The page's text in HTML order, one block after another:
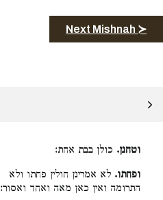
Next Mishnah ≻
וטחנן. כולן בבת אחת:
ופחתו. לא אמרינן חולין פחתו ולא
התרומה ואין כאן מאה ואחד ואסור: